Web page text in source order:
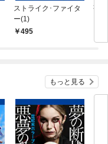
ストライク･ファイタ
ー(1)
495
蒼
もっと見る